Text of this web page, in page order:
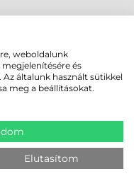
ÉS „MIKOR
ahol a napi
de nincs szükség
Az egészségügyben és a
a gyors és tartós
weboldalunk
és
általunk használt sütikkel
meg a beállításokat.
Elutasítom